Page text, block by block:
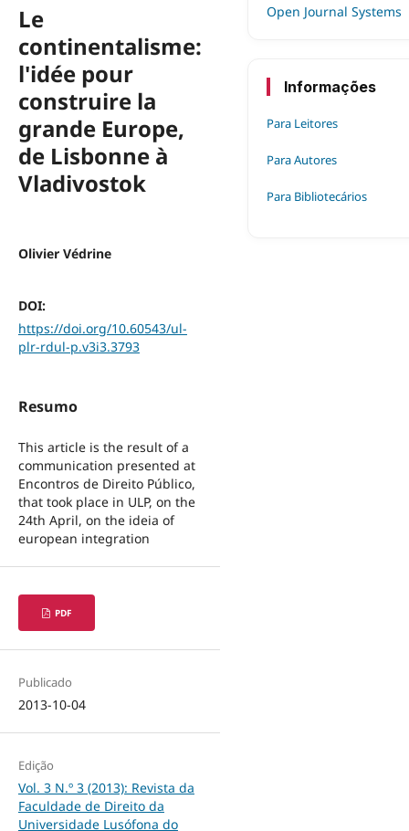
Le
continentalisme:
l'idée pour
construire la
grande Europe,
de Lisbonne à
Vladivostok
Olivier Védrine
DOI:
https://doi.org/10.60543/ul-
plr-rdul-p.v3i3.3793
Resumo
This article is the result of a
communication presented at
Encontros de Direito Público,
that took place in ULP, on the
24th April, on the ideia of
european integration
PDF
Publicado
2013-10-04
Edição
Vol. 3 N.º 3 (2013): Revista da
Faculdade de Direito da
Universidade Lusófona do
Open Journal Systems
Informações
Para Leitores
Para Autores
Para Bibliotecários